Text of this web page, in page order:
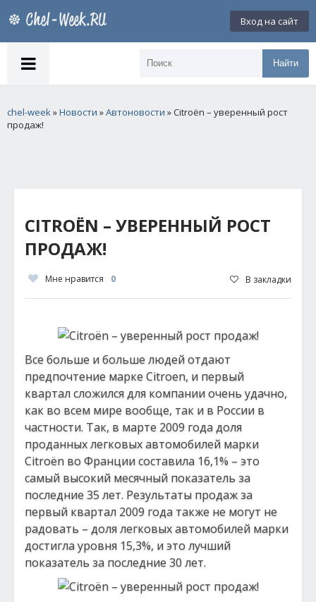
Вход на сайт
Найти
chel-week»Новости »Автоновости » Сitroёn – уверенный рост
продаж!
СITROЁN – УВЕРЕННЫЙ РОСТ
ПРОДАЖ!
Мне нравится 0 В закладки
Все больше и больше людей отдают
предпочтение марке Citroen, и первый
квартал сложился для компании очень удачно,
как во всем мире вообще, так и в России в
частности. Так, в марте 2009 года доля
проданных легковых автомобилей марки
Citroёn во Франции составила 16,1% – это
самый высокий месячный показатель за
последние 35 лет. Результаты продаж за
первый квартал 2009 года также не могут не
радовать – доля легковых автомобилей марки
достигла уровня 15,3%, и это лучший
показатель за последние 30 лет.